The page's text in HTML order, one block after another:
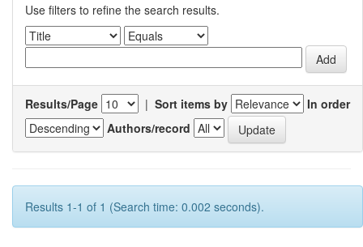
Use filters to refine the search results.
Results/Page | Sort items by
In order
Authors/record
Results 1-1 of 1 (Search time: 0.002 seconds).